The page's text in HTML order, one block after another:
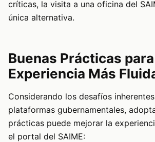
críticas, la visita a una oficina del
única alternativa.
Buenas Prácticas
Experiencia Más
Considerando los desafíos
plataformas gubernamentales,
prácticas puede mejorar la
el portal del SAIME: